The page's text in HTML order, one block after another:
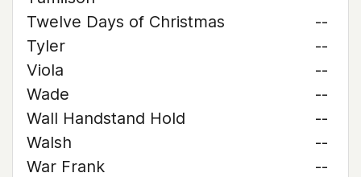
Twelve Days of Christmas
--
Tyler
--
Viola
--
Wade
--
Wall Handstand Hold
--
Walsh
--
War Frank
--